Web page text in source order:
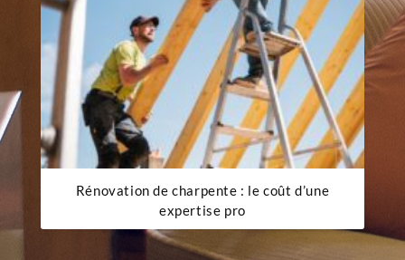
Rénovation de charpente : le coût d’une
expertise pro